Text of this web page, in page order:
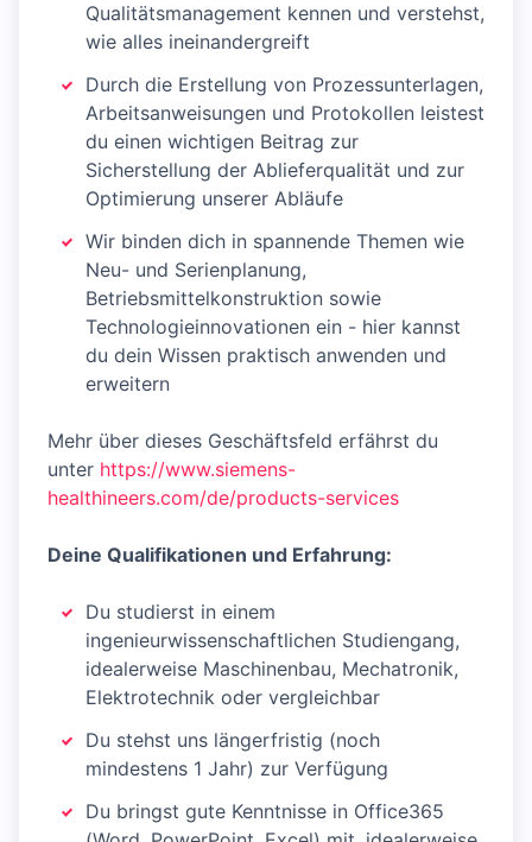
Qualitätsmanagement kennen und verstehst,
wie alles ineinandergreift
Durch die Erstellung von Prozessunterlagen,
Arbeitsanweisungen und Protokollen leistest
du einen wichtigen Beitrag zur
Sicherstellung der Ablieferqualität und zur
Optimierung unserer Abläufe
Wir binden dich in spannende Themen wie
Neu- und Serienplanung,
Betriebsmittelkonstruktion sowie
Technologieinnovationen ein - hier kannst
du dein Wissen praktisch anwenden und
erweitern
Mehr über dieses Geschäftsfeld erfährst du
unter https://www.siemens-
healthineers.com/de/products-services
Deine Qualifikationen und Erfahrung:
Du studierst in einem
ingenieurwissenschaftlichen Studiengang,
idealerweise Maschinenbau, Mechatronik,
Elektrotechnik oder vergleichbar
Du stehst uns längerfristig (noch
mindestens 1 Jahr) zur Verfügung
Du bringst gute Kenntnisse in Office365